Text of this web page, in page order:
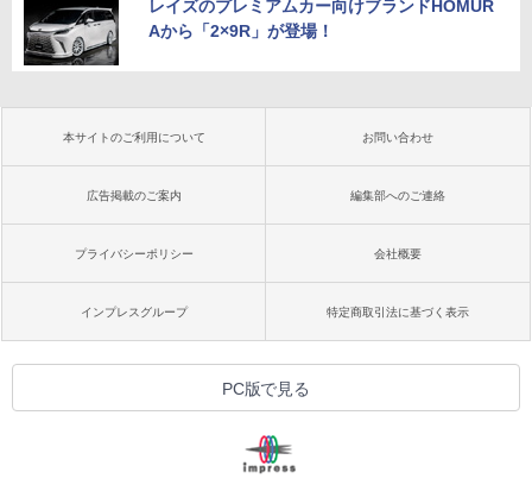
レイズのプレミアムカー向けブランドHOMUR
Aから「2×9R」が登場！
本サイトのご利用について お問い合わせ
広告掲載のご案内 編集部へのご連絡
プライバシーポリシー 会社概要
インプレスグループ 特定商取引法に基づく表示
PC版で見る